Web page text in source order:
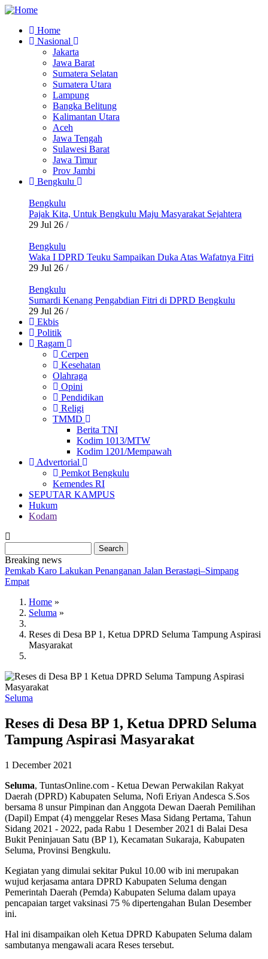
Skip
main
content
Main
navigation
Home
Nasional
Jakarta
Jawa Barat
Sumatera Selatan
Sumatera Utara
Lampung
Bangka Belitung
Kalimantan Utara
Aceh
Jawa Tengah
Sulawesi Barat
Jawa Timur
Prov Jambi
Bengkulu
Bengkulu
Pajak Kita, Untuk Bengkulu Maju Masyarakat Sejahtera
29 Jul 26 /
Bengkulu
Waka I DPRD Teuku Sampaikan Duka Atas Wafatnya Fitri
29 Jul 26 /
Bengkulu
Sumardi Kenang Pengabdian Fitri di DPRD Bengkulu
29 Jul 26 /
Ekbis
Politik
Ragam
Cerpen
Kesehatan
Olahraga
Opini
Pendidikan
Religi
TMMD
Berita TNI
Kodim 1013/MTW
Kodim 1201/Mempawah
Advertorial
Pemkot Bengkulu
Kemendes RI
SEPUTAR KAMPUS
Hukum
Kodam
Breaking news
Pemkab Karo Lakukan Penanganan Jalan Berastagi–Simpang
Empat
Breadcrumb
Home »
Seluma »
Reses di Desa BP 1, Ketua DPRD Seluma Tampung Aspirasi
Masyarakat
Seluma
Reses di Desa BP 1, Ketua DPRD Seluma
Tampung Aspirasi Masyarakat
1 December 2021
Seluma, TuntasOnline.com - Ketua Dewan Perwakilan Rakyat
Daerah (DPRD) Kabupaten Seluma, Nofi Eriyan Andesca S.Sos
bersama 8 unsur Pimpinan dan Anggota Dewan Daerah Pemilihan
(Dapil) Empat (4) menggelar Reses Masa Sidang Pertama, Tahun
Sidang 2021 - 2022, pada Rabu 1 Desember 2021 di Balai Desa
Bukit Peninjauan Satu (BP 1), Kecamatan Sukaraja, Kabupaten
Seluma, Provinsi Bengkulu.
Kegiatan yang dimulai sekitar Pukul 10.00 wib ini merupakan
wujud kerjasama antara DPRD Kabupaten Seluma dengan
Pemerintah Daerah (Pemda) Kabupaten Seluma dalam upaya
pencapaian target vaksinasi 75 % dipertengahan Bulan Desember
ini.
Hal ini disampaikan oleh Ketua DPRD Kabupaten Seluma dalam
sambutanya mengawali acara Reses tersebut.